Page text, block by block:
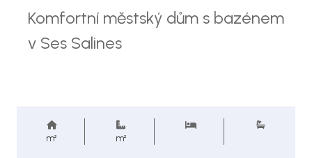
Komfortní městský dům s bazénem
v Ses Salines
m² m²